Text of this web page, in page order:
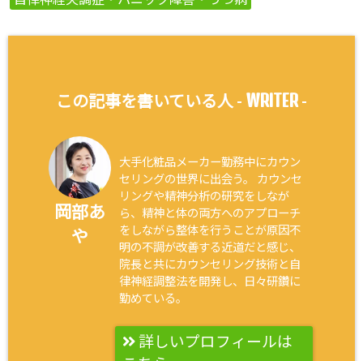
この記事を書いている人 - WRITER-
岡部あ
や
大手化粧品メーカー勤務中にカウン
セリングの世界に出会う。 カウンセ
リングや精神分析の研究をしなが
ら、精神と体の両方へのアプローチ
をしながら整体を行うことが原因不
明の不調が改善する近道だと感じ、
院長と共にカウンセリング技術と自
律神経調整法を開発し、日々研鑽に
勤めている。
詳しいプロフィールは